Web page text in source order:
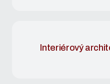
Interiérový